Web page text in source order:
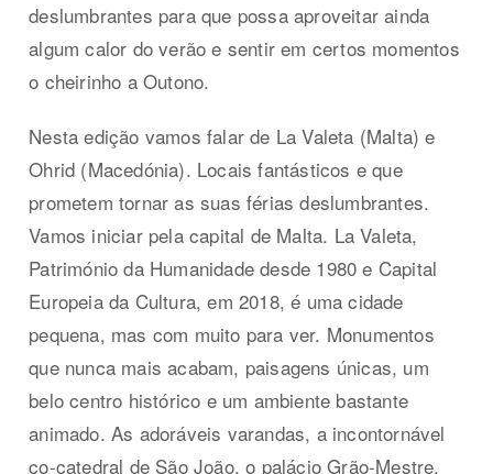
deslumbrantes para que possa aproveitar ainda
algum calor do verão e sentir em certos momentos
o cheirinho a Outono.
Nesta edição vamos falar de La Valeta (Malta) e
Ohrid (Macedónia). Locais fantásticos e que
prometem tornar as suas férias deslumbrantes.
Vamos iniciar pela capital de Malta. La Valeta,
Património da Humanidade desde 1980 e Capital
Europeia da Cultura, em 2018, é uma cidade
pequena, mas com muito para ver. Monumentos
que nunca mais acabam, paisagens únicas, um
belo centro histórico e um ambiente bastante
animado. As adoráveis varandas, a incontornável
co-catedral de São João, o palácio Grão-Mestre,